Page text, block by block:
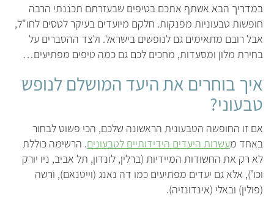
במדריך הבא אשתף אתכם בטיפים שבעזרתם תכננתי הרבה
חופשות טבעוניות מפנקות. חלקם מיועדים בעיקר לטסים לחו"ל,
אבל רובם מתאימים גם לנופשים בישראל. ולצד ההסברים על
בחירת מלון ומסעדות, מחכים לכם גם כמה טיפים מפתיעים…
איך בוחרים את היעד המושלם לנופש
טבעוני?
אם זו החופשה הטבעונית הראשונה שלכם, הכי פשוט לבחור
באחד מעשרות היעדים הידידותיים לטבעונים. הרשימה כוללת
לא רק את החשודות המיידיות (ברלין, לונדון, תל אביב, ניו יורק
וכו'), אלא גם יעדים מפתיעים כמו דה נאנג (וייטנאם), ורשה
(פולין) ובאלי (אינדונזיה).